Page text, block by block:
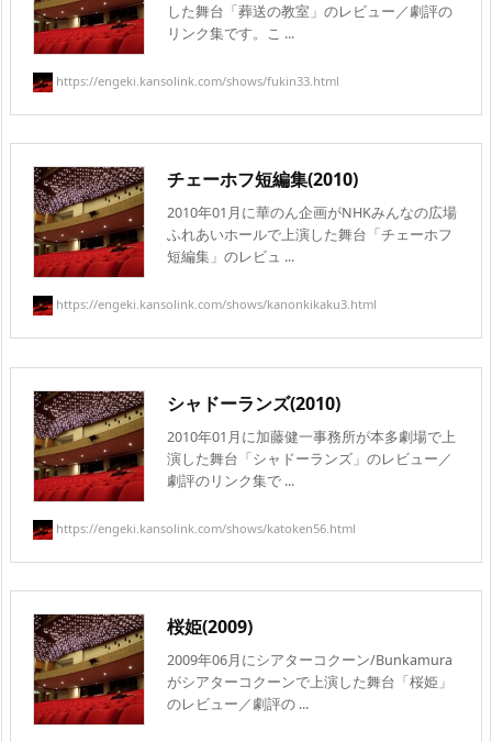
した舞台「葬送の教室」のレビュー／劇評の
リンク集です。こ ...
https://engeki.kansolink.com/shows/fukin33.html
チェーホフ短編集(2010)
2010年01月に華のん企画がNHKみんなの広場
ふれあいホールで上演した舞台「チェーホフ
短編集」のレビュ ...
https://engeki.kansolink.com/shows/kanonkikaku3.html
シャドーランズ(2010)
2010年01月に加藤健一事務所が本多劇場で上
演した舞台「シャドーランズ」のレビュー／
劇評のリンク集で ...
https://engeki.kansolink.com/shows/katoken56.html
桜姫(2009)
2009年06月にシアターコクーン/Bunkamura
がシアターコクーンで上演した舞台「桜姫」
のレビュー／劇評の ...